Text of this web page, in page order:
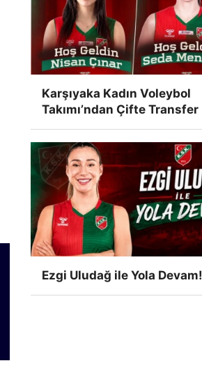
Karşıyaka Kadın Voleybol
Takımı’ndan Çifte Transfer
Ezgi Uludağ ile Yola Devam!